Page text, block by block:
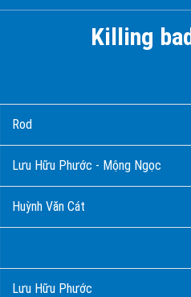
Killing
Rod
Lưu Hữu Phước -
Huỳnh Văn Cát
Lưu Hữu Phước